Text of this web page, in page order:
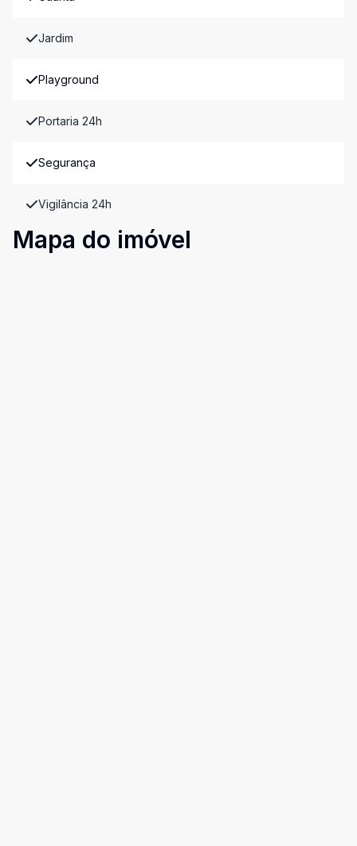
Jardim
Playground
Portaria 24h
Segurança
Vigilância 24h
Mapa do imóvel